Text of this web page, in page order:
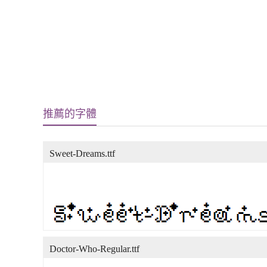
推薦的字體
Sweet-Dreams.ttf
Doctor-Who-Regular.ttf